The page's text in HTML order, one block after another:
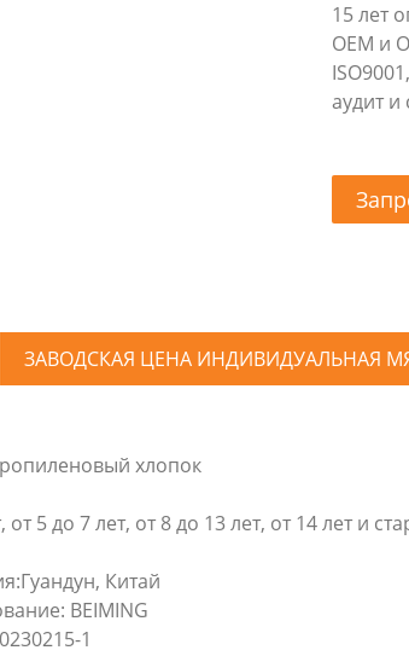
15 лет
OEM и
аудит
ЗАВОДСКАЯ ЦЕНА ИНДИВИДУАЛЬНАЯ
хлопок
от 5 до 7 лет, от 8 до 13 лет, от 14 лет и
Китай
BEIMING
1